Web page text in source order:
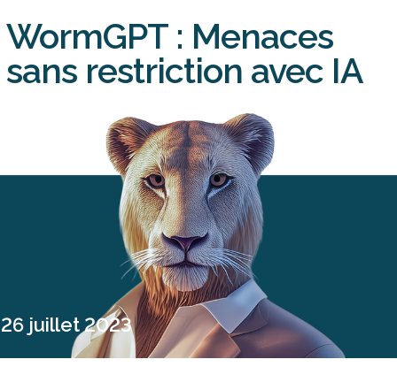
WormGPT : Menaces
sans restriction avec IA
26 juillet 2023